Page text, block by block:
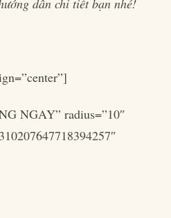
NGAY” radius=”10″